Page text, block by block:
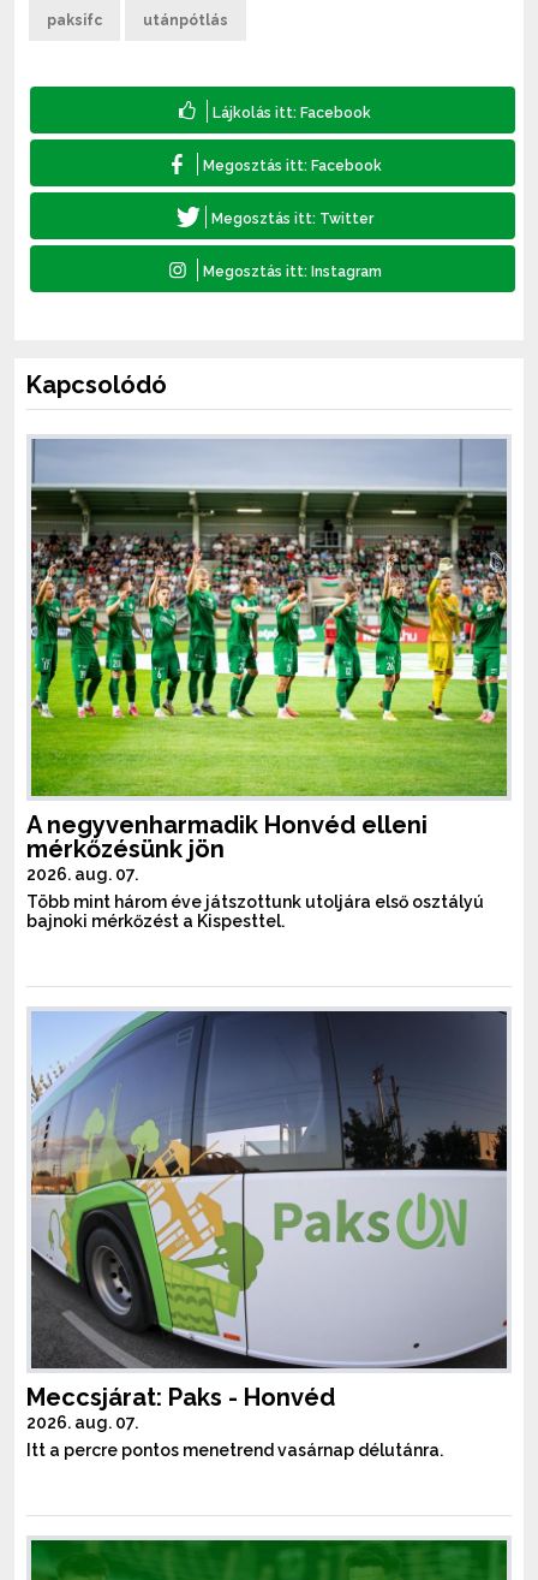
paksifc utánpótlás
Kapcsolódó
A negyvenharmadik Honvéd elleni
mérkőzésünk jön
2026. aug. 07.
Több mint három éve játszottunk utoljára első osztályú
bajnoki mérkőzést a Kispesttel.
Meccsjárat: Paks - Honvéd
2026. aug. 07.
Itt a percre pontos menetrend vasárnap délutánra.